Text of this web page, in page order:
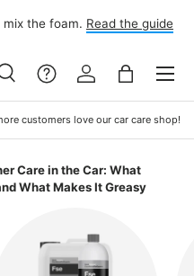
the foam. Read the guide
Search Log inBag
Menu
customers love our car care shop!
Care in the Car: What
What Makes It Greasy